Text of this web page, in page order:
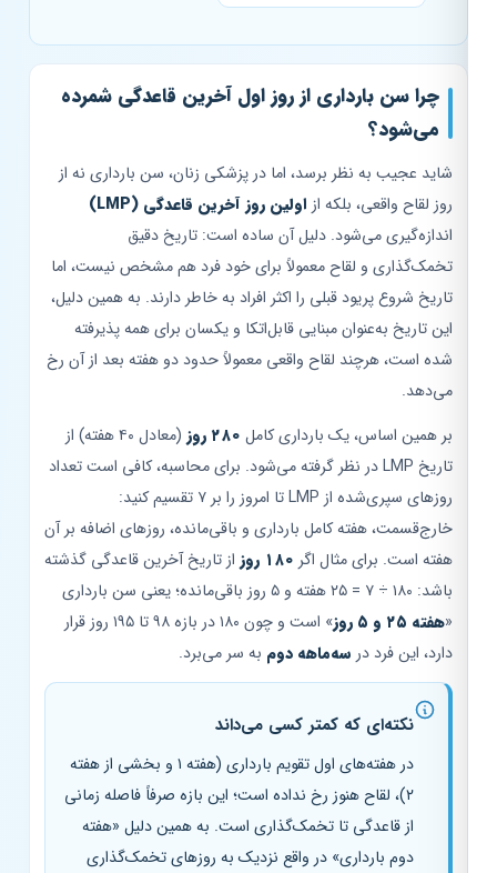
چرا سن بارداری از روز اول آخرین قاعدگی شمرده
می‌شود؟
شاید عجیب به نظر برسد، اما در پزشکی زنان، سن بارداری نه از
روز لقاح واقعی، بلکه ازاولین روز آخرین قاعدگی (LMP)
اندازه‌گیری می‌شود. دلیل آن ساده است: تاریخ دقیق
تخمک‌گذاری و لقاح معمولاً برای خود فرد هم مشخص نیست، اما
تاریخ شروع پریود قبلی را اکثر افراد به خاطر دارند. به همین دلیل،
این تاریخ به‌عنوان مبنایی قابل‌اتکا و یکسان برای همه پذیرفته
شده است، هرچند لقاح واقعی معمولاً حدود دو هفته بعد از آن رخ
می‌دهد.
بر همین اساس، یک بارداری کامل۲۸۰ روز
(معادل ۴۰ هفته) از
تاریخ LMP در نظر گرفته می‌شود. برای محاسبه، کافی است تعداد
روزهای سپری‌شده از LMP تا امروز را بر ۷ تقسیم کنید:
خارج‌قسمت، هفته کامل بارداری و باقی‌مانده، روزهای اضافه بر آن
هفته است. برای مثال اگر۱۸۰ روز
از تاریخ آخرین قاعدگی گذشته
باشد: ۱۸۰ ÷ ۷ = ۲۵ هفته و ۵ روز باقی‌مانده؛ یعنی سن بارداری
هفته ۲۵ و ۵ روز
» است و چون ۱۸۰ در بازه ۹۸ تا ۱۹۵ روز قرار
دارد، این فرد درسه‌ماهه دوم به سر می‌برد.
نکته‌ای که کمتر کسی می‌داند
در هفته‌های اول تقویم بارداری (هفته ۱ و بخشی از هفته
۲)، لقاح هنوز رخ نداده است؛ این بازه صرفاً فاصله زمانی
از قاعدگی تا تخمک‌گذاری است. به همین دلیل «هفته
دوم بارداری» در واقع نزدیک به روزهای تخمک‌گذاری